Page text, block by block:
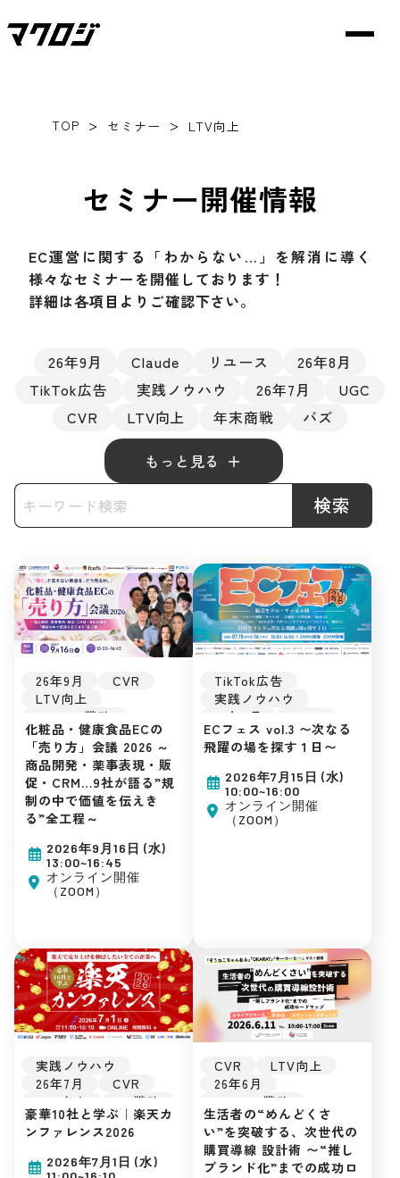
TOP > セミナー > LTV向上
セミナー開催情報
EC運営に関する「わからない…」を解消に導く
様々なセミナーを開催しております！
詳細は各項目よりご確認下さい。
26年9月 Claude リユース
26年8月
TikTok広告
実践ノウハウ 26年7月
UGC
CVR
LTV向上 年末商戦 バズ
もっと見る
検索
26年9月
CVR
LTV向上
Amazon戦略
化粧品
EC戦略
販促戦略
最新トレンド
楽天市場
Amazon
D2C
自社EC
初めてのEC
広告運用
集客ノウハウ
化粧品・健康食品ECの
「売り方」会議 2026 ～
商品開発・薬事表現・販
促・CRM…9社が語る”規
制の中で価値を伝えき
る”全工程～
2026年9月16日 (水)
13:00~16:45
オンライン開催
（ZOOM）
TikTok広告
実践ノウハウ
26年7月
CVR
LTV向上
Amazon戦略
Amazonマーケティン
グ
TikTok Shop
Instagram
初めてのEC
広告運用
集客ノウハウ
ECフェス vol.3 〜次なる
飛躍の場を探す１日〜
2026年7月15日 (水)
10:00~16:00
オンライン開催
（ZOOM）
実践ノウハウ
26年7月
CVR
LTV向上
EC戦略
販促戦略
楽天市場
D2C
SEO
自社EC
初めてのEC
豪華10社と学ぶ｜楽天カ
ンファレンス2026
2026年7月1日 (水)
CVR
LTV向上
26年6月
Amazon戦略
TikTok Shop
EC戦略
ライブコマース
販促戦略
TikTok
生活者の“めんどくさ
い”を突破する、次世代の
購買導線 設計術 〜“推し
ブランド化”までの成功ロ